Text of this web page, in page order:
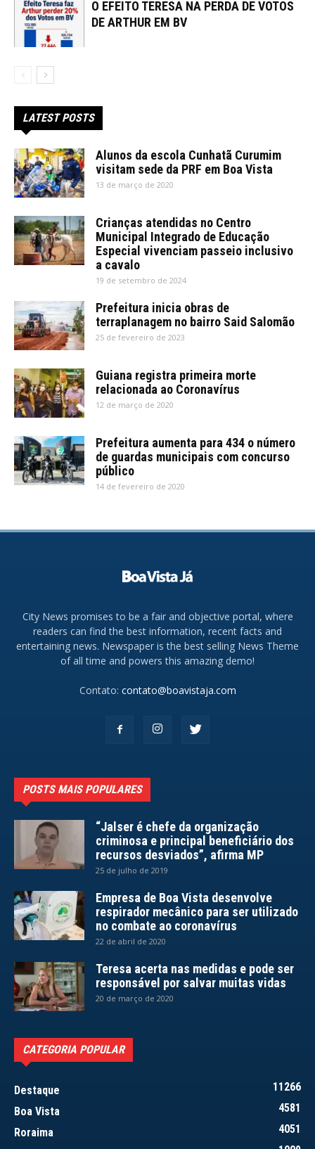
O EFEITO TERESA NA PERDA DE VOTOS
DE ARTHUR EM BV
LATEST POSTS
Alunos da escola Cunhatã Curumim
visitam sede da PRF em Boa Vista
13 de março de 2020
Crianças atendidas no Centro
Municipal Integrado de Educação
Especial vivenciam passeio inclusivo
a cavalo
19 de setembro de 2024
Prefeitura inicia obras de
terraplanagem no bairro Said Salomão
25 de fevereiro de 2023
Guiana registra primeira morte
relacionada ao Coronavírus
12 de março de 2020
Prefeitura aumenta para 434 o número
de guardas municipais com concurso
público
14 de fevereiro de 2020
City News promises to be a fair and objective portal, where
readers can find the best information, recent facts and
entertaining news. Newspaper is the best selling News Theme
of all time and powers this amazing demo!
Contato: contato@boavistaja.com
POSTS MAIS POPULARES
“Jalser é chefe da organização
criminosa e principal beneficiário dos
recursos desviados”, afirma MP
25 de julho de 2019
Empresa de Boa Vista desenvolve
respirador mecânico para ser utilizado
no combate ao coronavírus
22 de abril de 2020
Teresa acerta nas medidas e pode ser
responsável por salvar muitas vidas
20 de março de 2020
CATEGORIA POPULAR
Destaque
11266
Boa Vista
4581
Roraima
4051